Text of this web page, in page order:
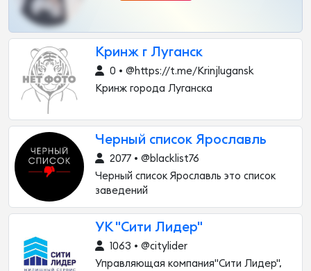
Кринж г Луганск
0 • @https://t.me/Krinjlugansk
Кринж города Луганска
Черный список Ярославль
2077 • @blacklist76
Черный список Ярославль это список
заведений
УК "Сити Лидер"
1063 • @citylider
Управляющая компания"Сити Лидер",